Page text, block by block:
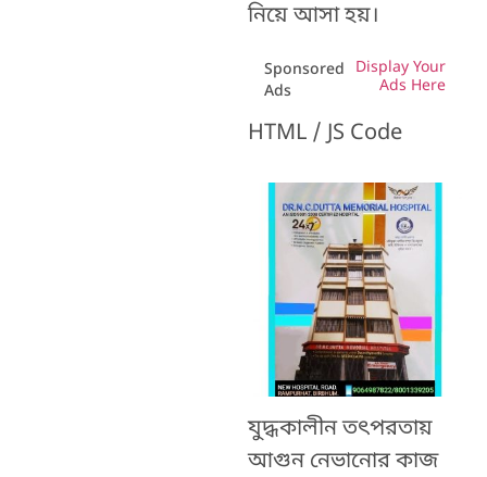
নিয়ে আসা হয়।
Sponsored
Ads
Display Your
Ads Here
HTML / JS Code
যুদ্ধকালীন তত্‍পরতায়
আগুন নেভানোর কাজ